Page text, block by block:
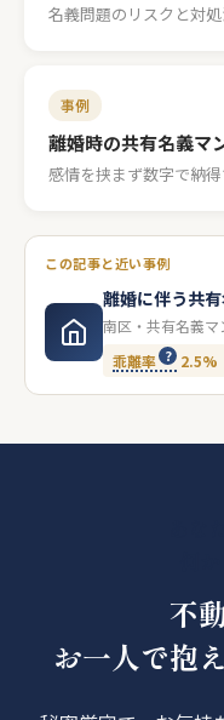
名義問題のリスクと対
事例
離婚時の共有名義マ
感情を挟まず数字で納
この記事と近い事例
離婚に伴う共
南区・共有名義マ
乖離率
2.5%
不
お一人で抱